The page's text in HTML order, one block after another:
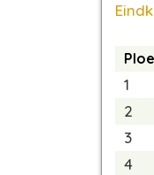
1
2
3
4